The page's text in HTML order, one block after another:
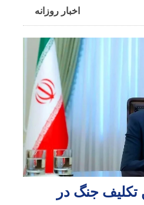
اخبار روزانه
تکلیف جنگ در